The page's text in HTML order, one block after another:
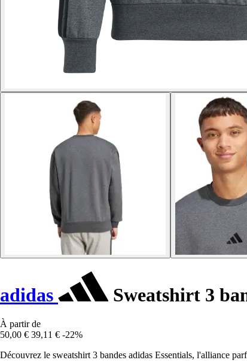
adidas Sweatshirt 3
À partir de
50,00 € 39,11 € -22%
Découvrez le sweatshirt 3 bandes adidas Essentials, l'alliance